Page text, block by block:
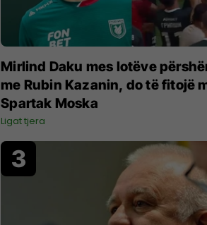
Mirlind Daku mes lotëve
me Rubin Kazanin, do të fitojë
Spartak Moska
Ligat tjera